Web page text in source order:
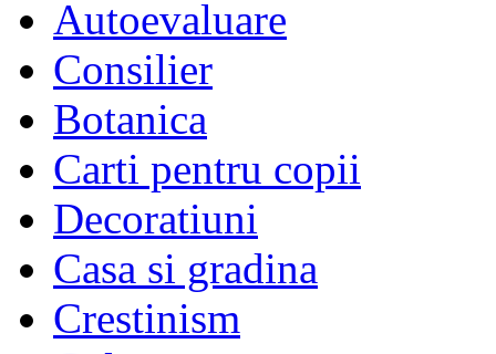
Autoevaluare
Consilier
Botanica
Carti pentru copii
Decoratiuni
Casa si gradina
Crestinism